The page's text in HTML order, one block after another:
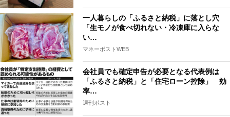
一人暮らしの「ふるさと納税」に落とし穴
「生モノが食べ切れない・冷凍庫に入らな
い…
マネーポストWEB
会社員でも確定申告が必要となる代表例は
「ふるさと納税」と「住宅ローン控除」 効
率…
週刊ポスト